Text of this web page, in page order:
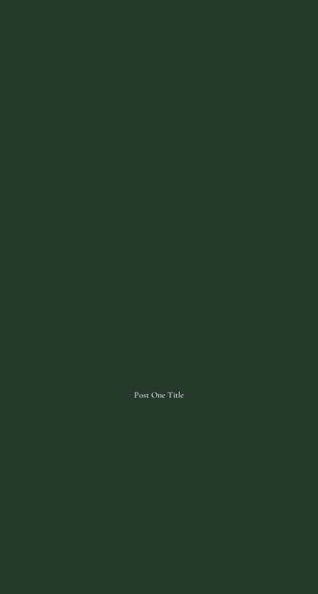
Post One Title